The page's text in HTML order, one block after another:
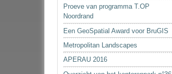
Proeve van programma T.OP
Noordrand
Een GeoSpatial Award voor BruGIS
Metropolitan Landscapes
APERAU 2016